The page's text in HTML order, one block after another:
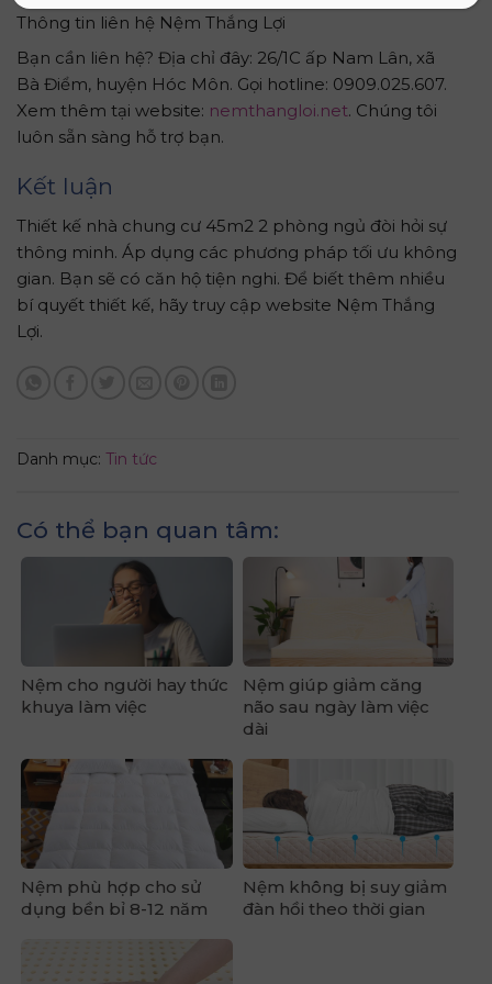
Thông tin liên hệ Nệm Thắng Lợi
Bạn cần liên hệ? Địa chỉ đây: 26/1C ấp Nam Lân, xã
Bà Điểm, huyện Hóc Môn. Gọi hotline: 0909.025.607.
Xem thêm tại website: nemthangloi.net. Chúng tôi
luôn sẵn sàng hỗ trợ bạn.
Kết luận
Thiết kế nhà chung cư 45m2 2 phòng ngủ đòi hỏi sự
thông minh. Áp dụng các phương pháp tối ưu không
gian. Bạn sẽ có căn hộ tiện nghi. Để biết thêm nhiều
bí quyết thiết kế, hãy truy cập website Nệm Thắng
Lợi.
Danh mục: Tin tức
Có thể bạn quan tâm:
Nệm cho người hay thức
khuya làm việc
Nệm giúp giảm căng
não sau ngày làm việc
dài
Nệm phù hợp cho sử
dụng bền bỉ 8-12 năm
Nệm không bị suy giảm
đàn hồi theo thời gian